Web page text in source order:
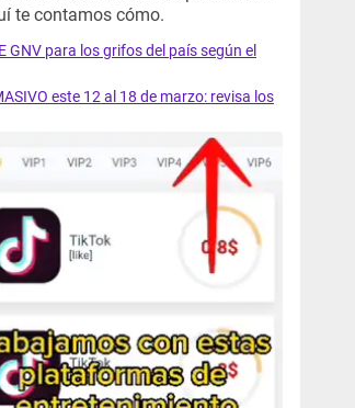
te contamos cómo.
GNV para los grifos del país según el
este 12 al 18 de marzo: revisa los